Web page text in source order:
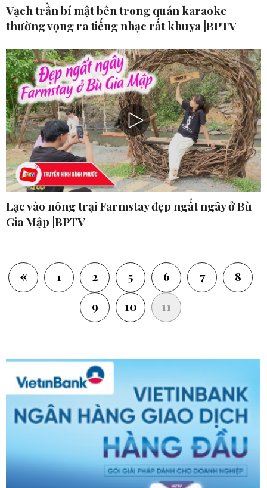
Vạch trần bí mật bên trong quán karaoke
thường vọng ra tiếng nhạc rất khuya |BPTV
Lạc vào nông trại Farmstay đẹp ngất ngây ở Bù
Gia Mập |BPTV
« 1 2 5 6 7
8
9
10 11 (current)